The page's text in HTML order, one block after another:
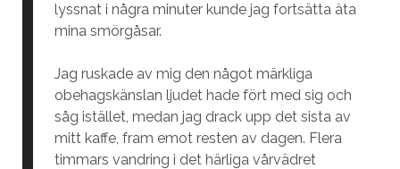
lyssnat i några minuter kunde jag fortsätta äta
mina smörgåsar.
Jag ruskade av mig den något märkliga
obehagskänslan ljudet hade fört med sig och
såg istället, medan jag drack upp det sista av
mitt kaffe, fram emot resten av dagen. Flera
timmars vandring i det härliga vårvädret